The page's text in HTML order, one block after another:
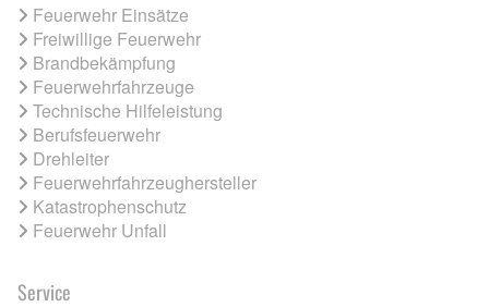
Feuerwehr Einsätze
Freiwillige Feuerwehr
Brandbekämpfung
Feuerwehrfahrzeuge
Technische Hilfeleistung
Berufsfeuerwehr
Drehleiter
Feuerwehrfahrzeughersteller
Katastrophenschutz
Feuerwehr Unfall
Service